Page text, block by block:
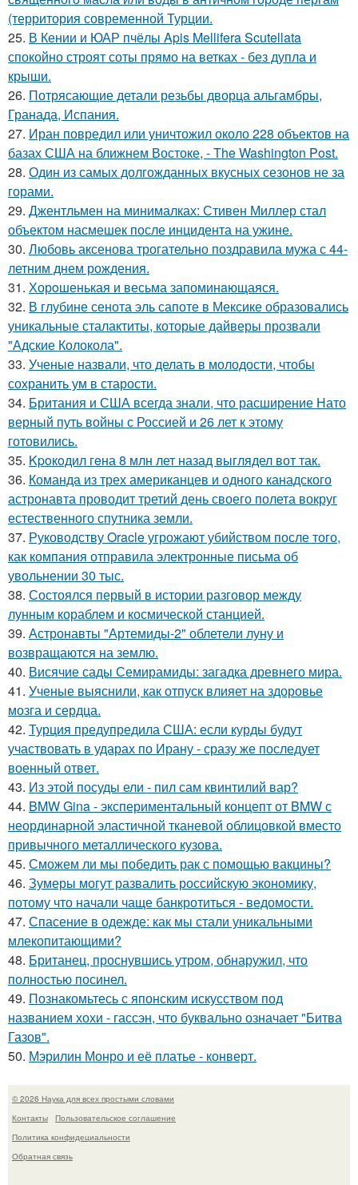
(территория современной Турции.
25. В Кении и ЮАР пчёлы Apis Mellifera Scutellata
спокойно строят соты прямо на ветках - без дупла и
крыши.
26. Потрясающие детали резьбы дворца альгамбры,
Гранада, Испания.
27. Иран повредил или уничтожил около 228 объектов на
базах США на ближнем Востоке, - The Washington Post.
28. Один из самых долгожданных вкусных сезонов не за
горами.
29. Джентльмен на минималках: Стивен Миллер стал
объектом насмешек после инцидента на ужине.
30. Любовь аксенова трогательно поздравила мужа с 44-
летним днем рождения.
31. Хорoшенькая и весьма запоминaющаяся.
32. В глубине сенота эль сапоте в Мексике образовались
уникальные сталактиты, которые дайверы прозвали
"Адские Колокола".
33. Ученые назвали, что делать в молодости, чтобы
сохранить ум в старости.
34. Британия и США всегда знали, что расширение Нато
верный путь войны с Россией и 26 лет к этому
готовились.
35. Kpoкoдил гeна 8 млн лет назад выглядел вот так.
36. Команда из трех американцев и одного канадского
астронавта проводит третий день своего полета вокруг
естественного спутника земли.
37. Руководству Oracle угрожают убийством после того,
как компания отправила электронные письма об
увольнении 30 тыс.
38. Состоялся первый в истории разговор между
лунным кораблем и космической станцией.
39. Астронавты "Артемиды-2" облетели луну и
возвращаются на землю.
40. Висячие сады Семирамиды: загадка древнего мира.
41. Ученые выяснили, как отпуск влияет на здоровье
мозга и сердца.
42. Турция предупредила США: если курды будут
участвовать в ударах по Ирану - сразу же последует
военный ответ.
43. Из этой посуды ели - пил сам квинтилий вар?
44. BMW Gina - экспериментальный концепт от BMW с
неординарной эластичной тканевой облицовкой вместо
привычного металлического кузова.
45. Сможем ли мы победить рак с помощью вакцины?
46. Зумеры могут развалить российскую экономику,
потому что начали чаще банкротиться - ведомости.
47. Спасение в одежде: как мы стали уникальными
млекопитающими?
48. Британец, проснувшись утром, обнаружил, что
полностью посинел.
49. Познакомьтесь с японским искусством под
названием хохи - гассэн, что буквально означает "Битва
Газов".
50. Мэрилин Монро и её платье - конверт.
© 2026 Наука для всех простыми словами
Контакты
Пользовательское соглашение
Политика конфидециальности
Обратная связь